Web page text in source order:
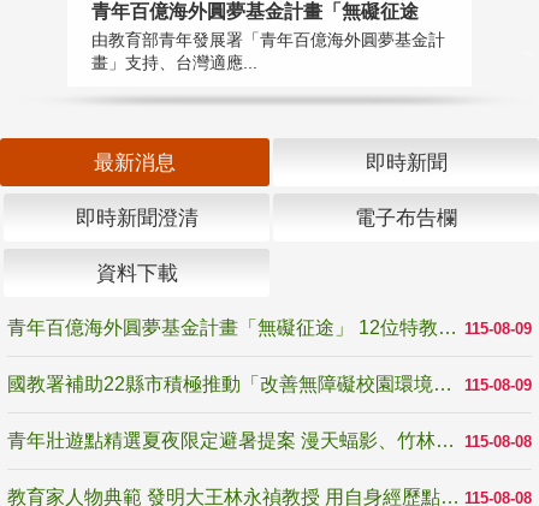
青年百億海外圓夢基金計畫「無礙征途
由教育部青年發展署「青年百億海外圓夢基金計
畫」支持、台灣適應...
最新消息 即時新聞
即時新聞澄清 電子布告欄
資料下載
115-08-09
青年百億海外圓夢基金計畫「無礙征途」 12位特教與弱勢青年勇闖西班牙 跨越感官限制見證生命蛻變
115-08-09
國教署補助22縣市積極推動「改善無障礙校園環境計畫」 打造友善、安全、無礙學習空間
115-08-08
青年壯遊點精選夏夜限定避暑提案 漫天蝠影、竹林尋蛙、茶香夜觀 邀青年暮色出發
115-08-08
教育家人物典範 發明大王林永禎教授 用自身經歷點亮學生的路